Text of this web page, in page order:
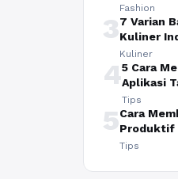
Fashion
37 Varian
Kuliner
Kuliner
45 Cara
Aplikasi
Tips
5Cara
Produktif
Tips